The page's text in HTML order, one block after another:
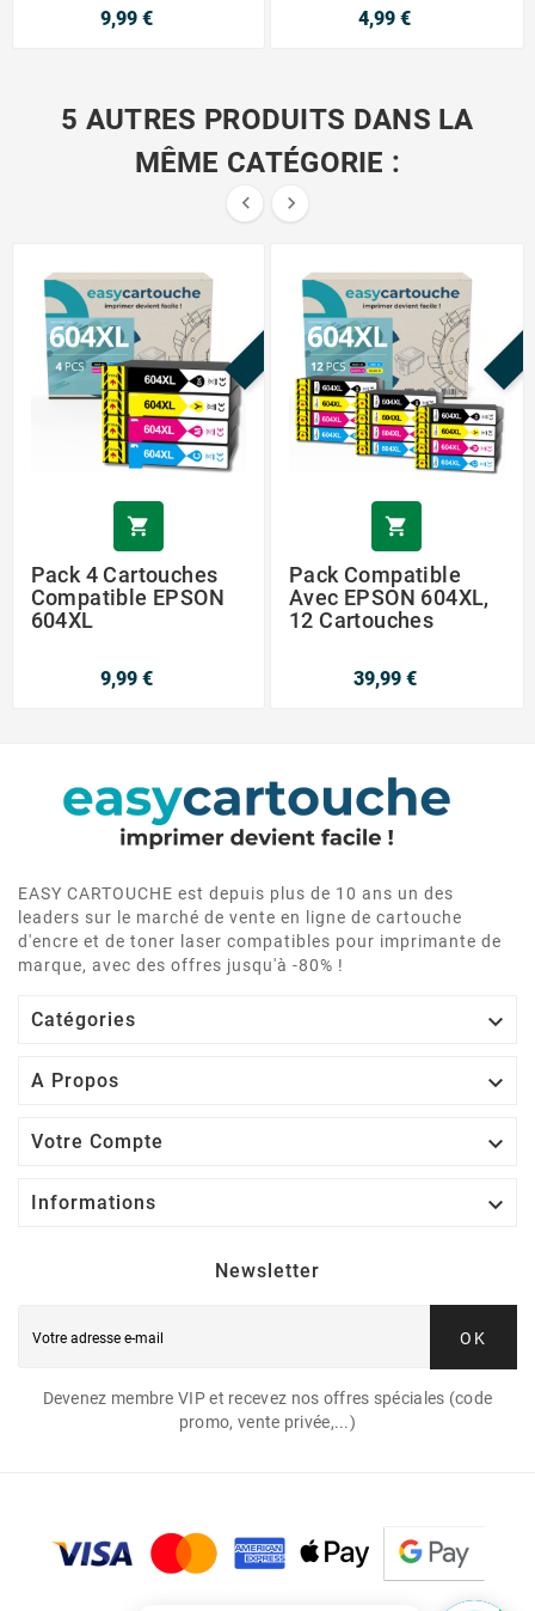
9,99 € 4,99 €
5 AUTRES PRODUITS DANS LA
MÊME CATÉGORIE :
 
PROMO !

Pack 4 Cartouches
Compatible EPSON
604XL
9,99 €

Pack Compatible
Avec EPSON 604XL,
12 Cartouches
39,99 €
EASY CARTOUCHE est depuis plus de 10 ans un des
leaders sur le marché de vente en ligne de cartouche
d'encre et de toner laser compatibles pour imprimante de
marque, avec des offres jusqu'à -80% !
Catégories 
A Propos 
Votre Compte 
Informations 
Newsletter
OK
Devenez membre VIP et recevez nos offres spéciales (code
promo, vente privée,...)